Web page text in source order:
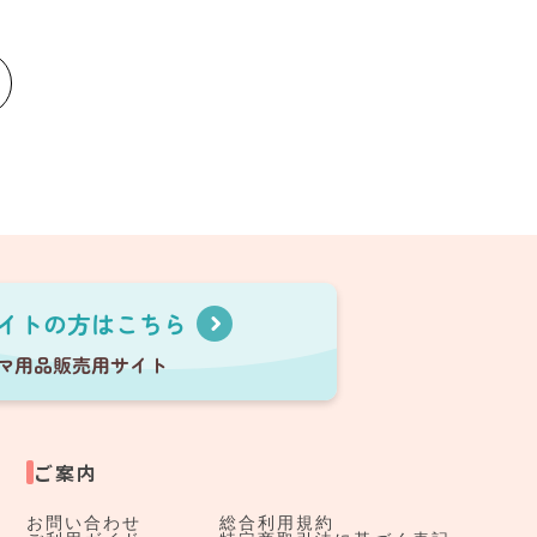
ご案内
お問い合わせ
総合利用規約